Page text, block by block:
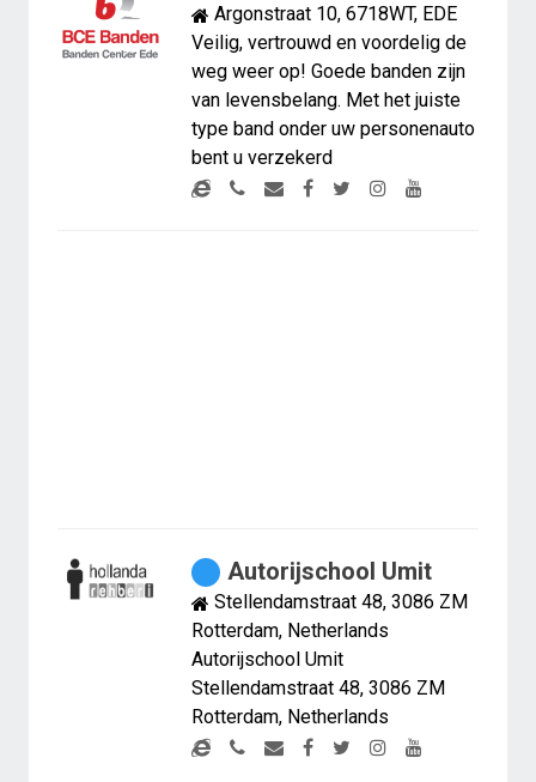
Argonstraat 10, 6718WT, EDE
Veilig, vertrouwd en voordelig de
weg weer op! Goede banden zijn
van levensbelang. Met het juiste
type band onder uw personenauto
bent u verzekerd
Autorijschool Umit
Stellendamstraat 48, 3086 ZM
Rotterdam, Netherlands
Autorijschool Umit
Stellendamstraat 48, 3086 ZM
Rotterdam, Netherlands